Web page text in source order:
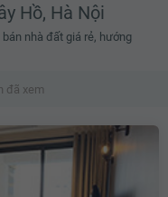
Hồ, Hà Nội
nhà đất giá rẻ, hướng
đã xem